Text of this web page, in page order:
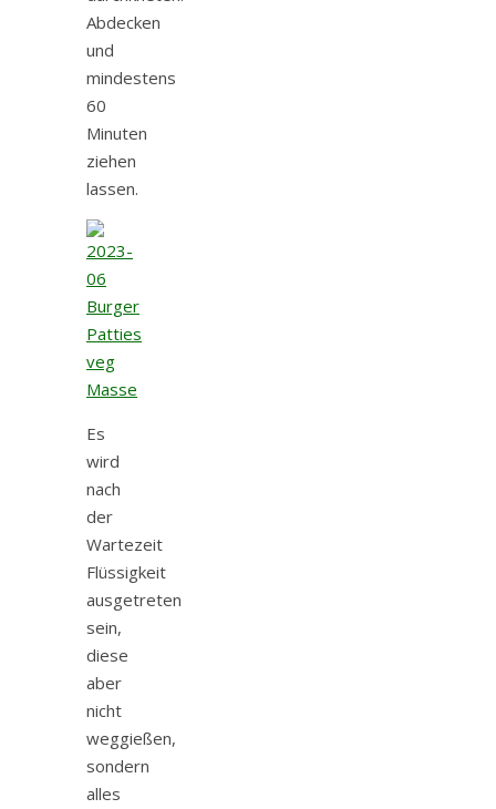
Abdecken
und
mindestens
60
Minuten
ziehen
lassen.
Es
wird
nach
der
Wartezeit
Flüssigkeit
ausgetreten
sein,
diese
aber
nicht
weggießen,
sondern
alles